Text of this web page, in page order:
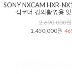
SONY NXCAM HXR-
캠코더 강의촬영용
2,690,000원
1,450,000원